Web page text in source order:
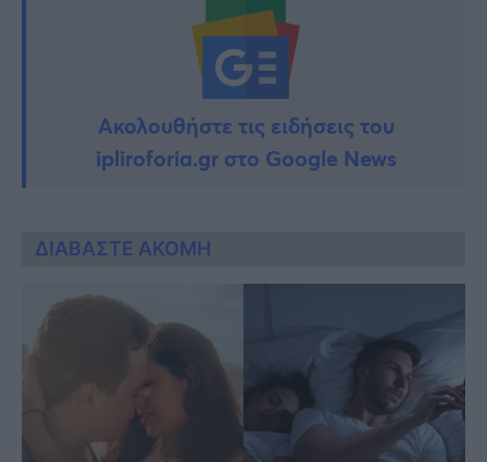
Ακολουθήστε τις ειδήσεις του
ipliroforia.gr στο Google News
ΔΙΑΒΑΣΤΕ ΑΚΟΜΗ